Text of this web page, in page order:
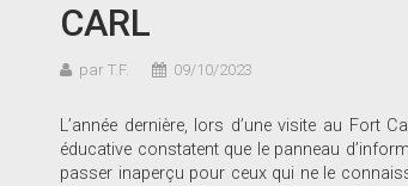
CARL
par T.F. 09/10/2023
L’année dernière, lors d’une visite au Fort
éducative constatent que le panneau
passer inaperçu pour ceux qui ne le